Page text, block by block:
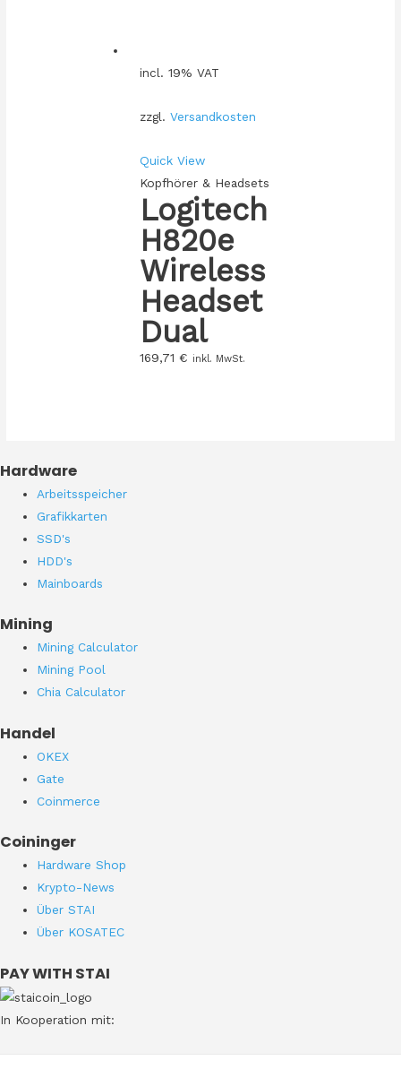
incl. 19% VAT
zzgl. Versandkosten
Quick View
Kopfhörer & Headsets
Logitech
H820e
Wireless
Headset
Dual
169,71 € inkl. MwSt.
Hardware
Arbeitsspeicher
Grafikkarten
SSD's
HDD's
Mainboards
Mining
Mining Calculator
Mining Pool
Chia Calculator
Handel
OKEX
Gate
Coinmerce
Coininger
Hardware Shop
Krypto-News
Über STAI
Über KOSATEC
PAY WITH STAI
In Kooperation mit: